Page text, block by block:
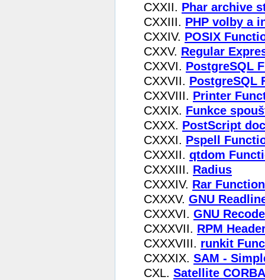
CXXII. Phar archive
CXXIII. PHP volby a
CXXIV. POSIX
CXXV. Regular
CXXVI. PostgreSQL
CXXVII. PostgreSQL
CXXVIII. Printer
CXXIX. Funkce
CXXX. PostScript
CXXXI. Pspell
CXXXII. qtdom
CXXXIII. Radius
CXXXIV. Rar
CXXXV. GNU
CXXXVI. GNU
CXXXVII. RPM
CXXXVIII. runkit
CXXXIX. SAM -
CXL. Satellite